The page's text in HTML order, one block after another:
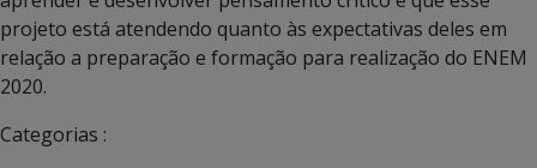
projeto está atendendo quanto às expectativas deles em
relação a preparação e formação para realização do ENEM
2020.
Categorias :